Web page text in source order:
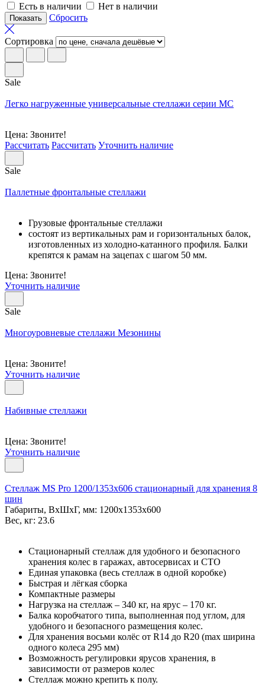
Есть в наличии
Нет в наличии
Сбросить
Сортировка
Sale
Легко нагруженные универсальные стеллажи серии МС
Цена: Звоните!
Рассчитать Рассчитать Уточнить наличие
Sale
Паллетные фронтальные стеллажи
Грузовые фронтальные стеллажи
состоят из вертикальных рам и горизонтальных балок,
изготовленных из холодно-катанного профиля. Балки
крепятся к рамам на зацепах с шагом 50 мм.
Цена: Звоните!
Уточнить наличие
Sale
Многоуровневые стеллажи Мезонины
Цена: Звоните!
Уточнить наличие
Набивные стеллажи
Цена: Звоните!
Уточнить наличие
Стеллаж MS Pro 1200/1353x606 стационарный для хранения 8
шин
Габариты, ВxШxГ, мм: 1200x1353x600
Вес, кг: 23.6
Стационарный стеллаж для удобного и безопасного
хранения колес в гаражах, автосервисах и СТО
Единая упаковка (весь стеллаж в одной коробке)
Быстрая и лёгкая сборка
Компактные размеры
Нагрузка на стеллаж – 340 кг, на ярус – 170 кг.
Балка коробчатого типа, выполненная под углом, для
удобного и безопасного размещения колес.
Для хранения восьми колёс от R14 до R20 (max ширина
одного колеса 295 мм)
Возможность регулировки ярусов хранения, в
зависимости от размеров колес
Стеллаж можно крепить к полу.